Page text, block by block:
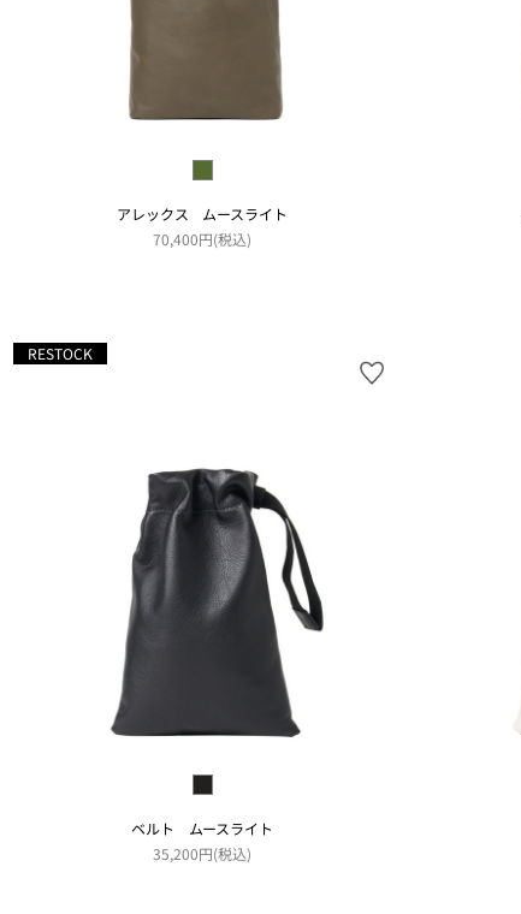
アレックス ムースライト
70,400円(税込)
RESTOCK
ベルト ムースライト
35,200円(税込)